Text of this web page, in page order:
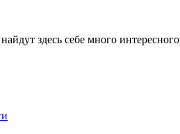
здесь себе много интересного